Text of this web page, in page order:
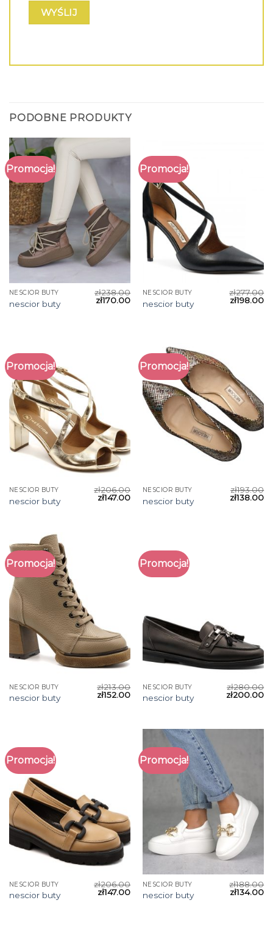
PODOBNE PRODUKTY
Promocja!
NESCIOR BUTY
nescior buty
zł238.00
zł170.00
Promocja!
NESCIOR BUTY
nescior buty
zł277.00
zł198.00
Promocja!
NESCIOR BUTY
nescior buty
zł206.00
zł147.00
Promocja!
NESCIOR BUTY
nescior buty
zł193.00
zł138.00
Promocja!
NESCIOR BUTY
nescior buty
zł213.00
zł152.00
Promocja!
NESCIOR BUTY
nescior buty
zł280.00
zł200.00
Promocja!
NESCIOR BUTY
nescior buty
zł206.00
zł147.00
Promocja!
NESCIOR BUTY
nescior buty
zł188.00
zł134.00